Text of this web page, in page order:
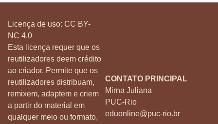
Licença de uso: CC BY-
NC 4.0
Esta licença requer que os
reutilizadores deem crédito
ao criador. Permite que os
reutilizadores distribuam,
remixem, adaptem e criem
a partir do material em
qualquer meio ou formato,
CONTATO PRINCIPAL
Mirna Juliana
PUC-Rio
eduonline@puc-rio.br